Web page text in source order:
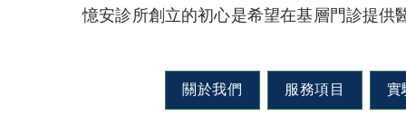
憶安診所創立的初心是希望在基層門診提
關於我們 服務項目 實